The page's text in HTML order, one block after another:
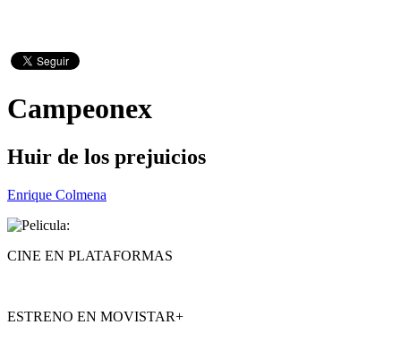
Campeonex
Huir de los prejuicios
Enrique Colmena
CINE EN PLATAFORMAS
ESTRENO EN MOVISTAR+